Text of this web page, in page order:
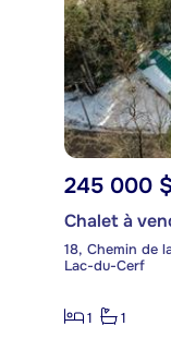
245 000
Chalet à
18, Chemin de
Lac-du-Cerf
1 1